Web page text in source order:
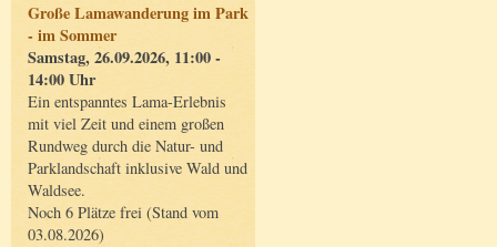
Große Lamawanderung im Park
- im Sommer
Samstag, 26.09.2026, 11:00 -
14:00 Uhr
Ein entspanntes Lama-Erlebnis
mit viel Zeit und einem großen
Rundweg durch die Natur- und
Parklandschaft inklusive Wald und
Waldsee.
Noch 6 Plätze frei (Stand vom
03.08.2026)